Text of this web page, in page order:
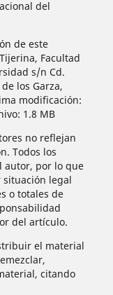
del
de este
Facultad
s/n Cd.
los Garza,
modificación:
1.8 MB
no reflejan
Todos los
autor, por lo que
situación legal
o totales de
del artículo.
el material
citando